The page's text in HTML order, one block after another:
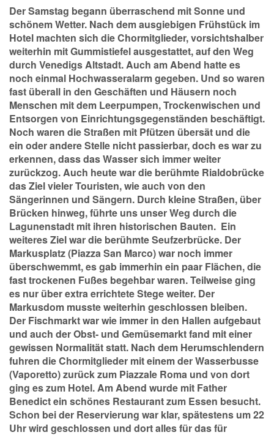
Der Samstag begann überraschend mit Sonne und
schönem Wetter. Nach dem ausgiebigen Frühstück im
Hotel machten sich die Chormitglieder, vorsichtshalber
weiterhin mit Gummistiefel ausgestattet, auf den Weg
durch Venedigs Altstadt. Auch am Abend hatte es
noch einmal Hochwasseralarm gegeben. Und so waren
fast überall in den Geschäften und Häusern noch
Menschen mit dem Leerpumpen, Trockenwischen und
Entsorgen von Einrichtungsgegenständen beschäftigt.
Noch waren die Straßen mit Pfützen übersät und die
ein oder andere Stelle nicht passierbar, doch es war zu
erkennen, dass das Wasser sich immer weiter
zurückzog. Auch heute war die berühmte Rialdobrücke
das Ziel vieler Touristen, wie auch von den
Sängerinnen und Sängern. Durch kleine Straßen, über
Brücken hinweg, führte uns unser Weg durch die
Lagunenstadt mit ihren historischen Bauten. Ein
weiteres Ziel war die berühmte Seufzerbrücke. Der
Markusplatz (Piazza San Marco) war noch immer
überschwemmt, es gab immerhin ein paar Flächen, die
fast trockenen Fußes begehbar waren. Teilweise ging
es nur über extra errichtete Stege weiter. Der
Markusdom musste weiterhin geschlossen bleiben.
Der Fischmarkt war wie immer in den Hallen aufgebaut
und auch der Obst- und Gemüsemarkt fand mit einer
gewissen Normalität statt. Nach dem Herumschlendern
fuhren die Chormitglieder mit einem der Wasserbusse
(Vaporetto) zurück zum Piazzale Roma und von dort
ging es zum Hotel. Am Abend wurde mit Father
Benedict ein schönes Restaurant zum Essen besucht.
Schon bei der Reservierung war klar, spätestens um 22
Uhr wird geschlossen und dort alles für das für